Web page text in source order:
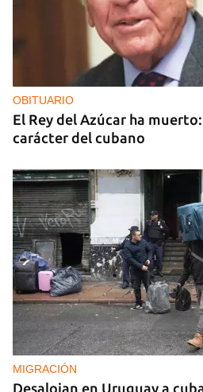
OBITUARIO
El Rey del Azúcar ha
carácter del cubano
MIGRACIÓN
Desalojan en Uruguay a